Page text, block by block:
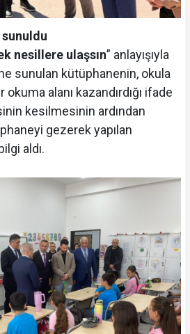
nesillere ulaşsın” anlayışıyla
sunulan kütüphanenin, okula
alanı kazandırdığı ifade
kesilmesinin ardından
gezerek yapılan
aldı.